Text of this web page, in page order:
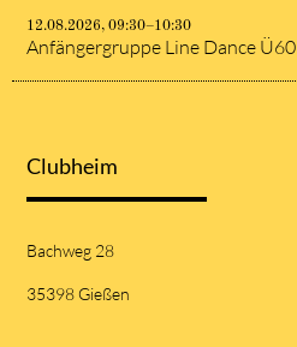
12.08.2026, 09:30–10:30
Anfängergruppe Line Dance Ü60
Clubheim
Bachweg 28
35398 Gießen